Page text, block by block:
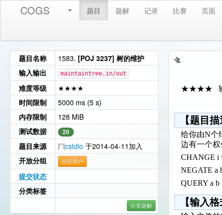
COGS 题目 题解 记录 比赛 页面
题目名称 1583. [POJ 3237] 树的维护
输入输出
maintaintree.in/out
难度等级
★★★★
时间限制
5000 ms (5 s)
内存限制
128 MiB
测试数据
20
题目来源 cstdio 于2014-04-11加入
开放分组
全部用户
提交状态
分类标签
分享题解
★★★★ 输
【题目
给你由N个
边有一个
CHANGE i
NEGATE a
QUERY a
【输入